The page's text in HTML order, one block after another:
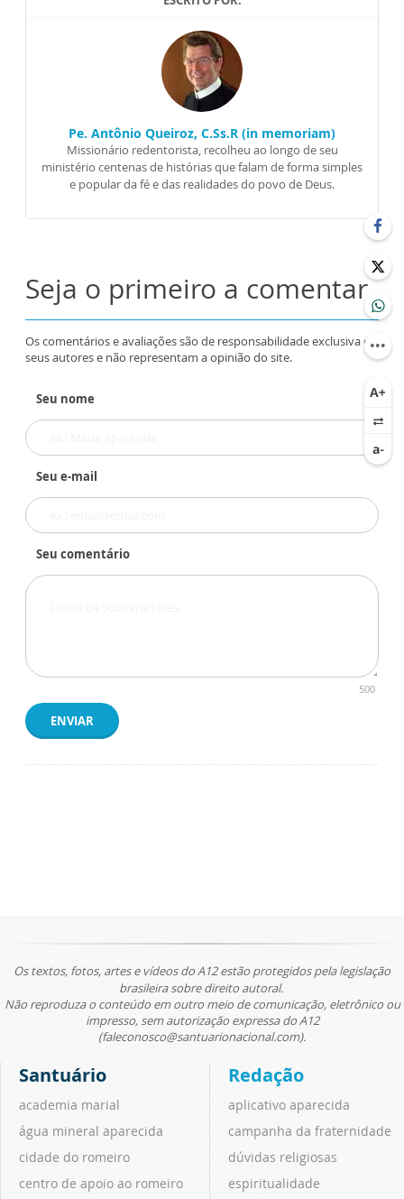
Pe. Antônio Queiroz, C.Ss.R (in memoriam)
Missionário redentorista, recolheu ao longo de seu
ministério centenas de histórias que falam de forma simples
e popular da fé e das realidades do povo de Deus.
Seja o primeiro a comentar
Os comentários e avaliações são de responsabilidade exclusiva de
seus autores e não representam a opinião do site.
Seu nome
Seu e-mail
Seu comentário
500
ENVIAR
Os textos, fotos, artes e vídeos do A12 estão protegidos pela legislação
brasileira sobre direito autoral.
Não reproduza o conteúdo em outro meio de comunicação, eletrônico ou
impresso, sem autorização expressa do A12
(faleconosco@santuarionacional.com).
Santuário
academia marial
água mineral aparecida
cidade do romeiro
centro de apoio ao romeiro
Redação
aplicativo aparecida
campanha da fraternidade
dúvidas religiosas
espiritualidade